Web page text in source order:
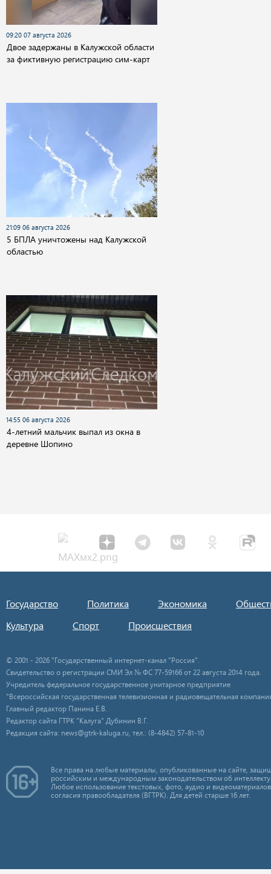
09:20 07 августа 2026
Двое задержаны в Калужской области
за фиктивную регистрацию сим-карт
21:09 06 августа 2026
5 БПЛА уничтожены над Калужской
областью
14:55 06 августа 2026
4-летний мальчик выпал из окна в
деревне Шопино
Государство Политика Экономика
Культура
Спорт Происшествия
© 2001 - 2026 "Государственный интернет-канал "Россия".
Свидетельство о регистрации СМИ Эл № ФС 77-59166 от 22 августа 2014 года.
Учредитель федеральное государственное унитарное предприятие
"Всероссийская государственная телевизионная и радиовещательная
Главный редактор Панина Е.В.
Редактор сайта ГТРК "Калуга" Дубинин В.Г.
Редакция сайта: news@gtrk-kaluga.ru, тел.: (8-4842) 57-81-10
Все права на любые материалы, опубликованные на сайте,
российским и международным законодательством об
Любое использование текстовых, фото, аудио и
согласия правообладателя (ВГТРК). Для детей старше 16 лет.